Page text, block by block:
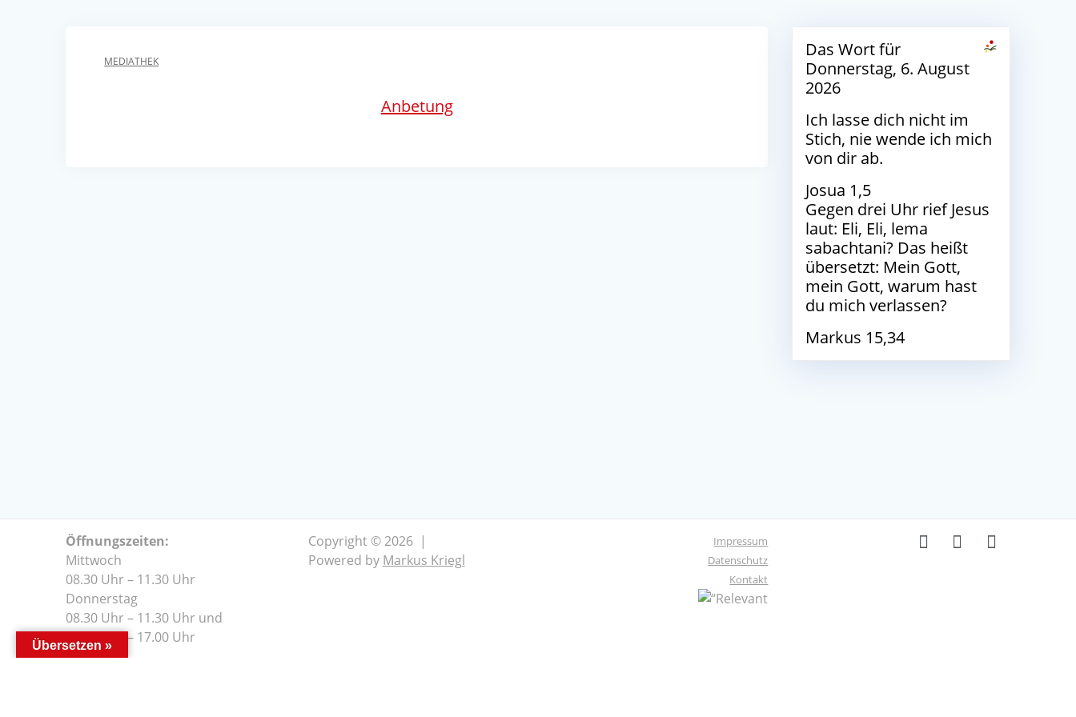
MEDIATHEK
Anbetung
Das Wort für
Donnerstag, 6. August
2026
Ich lasse dich nicht im
Stich, nie wende ich mich
von dir ab.
Josua 1,5
Gegen drei Uhr rief Jesus
laut: Eli, Eli, lema
sabachtani? Das heißt
übersetzt: Mein Gott,
mein Gott, warum hast
du mich verlassen?
Markus 15,34
Öffnungszeiten:
Mittwoch
08.30 Uhr – 11.30 Uhr
Donnerstag
08.30 Uhr – 11.30 Uhr und
14.00 Uhr – 17.00 Uhr
Copyright © 2026 |
Powered by Markus Kriegl
Impressum
Datenschutz
Kontakt
Übersetzen »